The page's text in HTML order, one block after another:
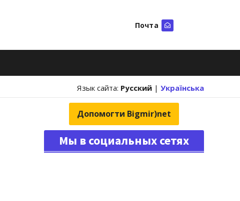
Почта
Язык сайта: Русский | Українська
Допомогти Bigmir)net
Мы в социальных сетях